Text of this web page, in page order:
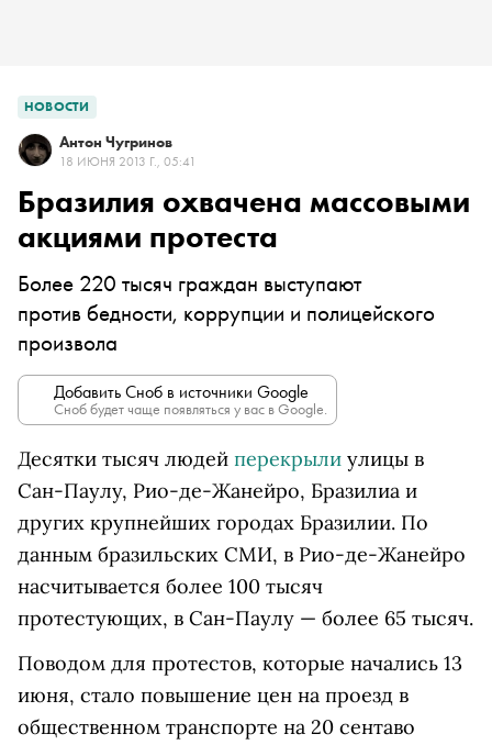
НОВОСТИ
Антон Чугринов
18 ИЮНЯ 2013 Г., 05:41
Бразилия охвачена массовыми
акциями протеста
Более 220 тысяч граждан выступают
против бедности, коррупции и полицейского
произвола
Добавить Сноб в источники Google
Сноб будет чаще появляться у вас в Google.
Десятки тысяч людей перекрыли улицы в
Сан-Паулу, Рио-де-Жанейро, Бразилиа и
других крупнейших городах Бразилии. По
данным бразильских СМИ, в Рио-де-Жанейро
насчитывается более 100 тысяч
протестующих, в Сан-Паулу — более 65 тысяч.
Поводом для протестов, которые начались 13
июня, стало повышение цен на проезд в
общественном транспорте на 20 сентаво